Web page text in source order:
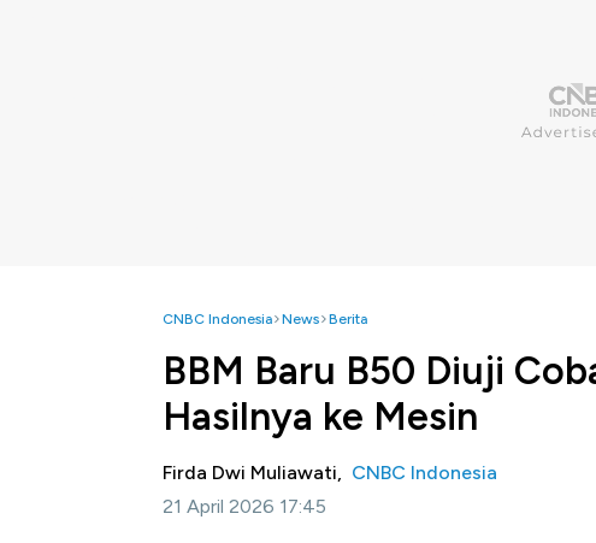
CNBC Indonesia News Berita
BBM Baru B50 Diuji
Hasilnya ke Mesin
Firda Dwi Muliawati, CNBC Indonesia
21 April 2026 17:45